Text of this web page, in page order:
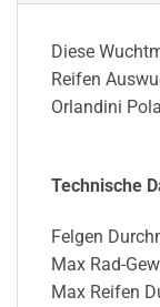
Diese
Reifen
Orlandini
Technische
Felgen
Max Rad-
Max Reifen